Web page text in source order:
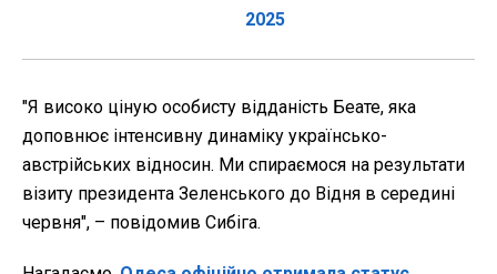
2025
"Я високо ціную особисту відданість Беате, яка
доповнює інтенсивну динаміку українсько-
австрійських відносин. Ми спираємося на результати
візиту президента Зеленського до Відня в середині
червня", – повідомив Сибіга.